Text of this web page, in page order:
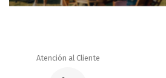
Atención al Cliente